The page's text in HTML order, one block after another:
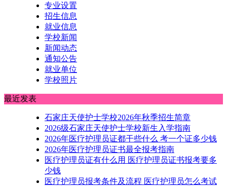
专业设置
招生信息
就业信息
学校新闻
新闻动态
通知公告
就业单位
学校照片
最近发表
石家庄天使护士学校2026年秋季招生简章
2026级石家庄天使护士学校新生入学指南
2026年医疗护理员证都干些什么 考一个证多少钱
2026年医疗护理员证书最全报考指南
医疗护理员证有什么用 医疗护理员证书报考要多
少钱
医疗护理员报考条件及流程 医疗护理员怎么考试